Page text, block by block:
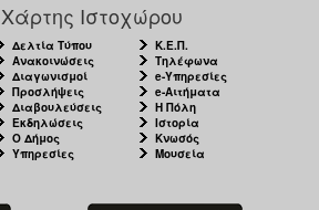
Χάρτης Ιστοχώρου
Δελτία Τύπου
Ανακοινώσεις
Διαγωνισμοί
Προσλήψεις
Διαβουλεύσεις
Εκδηλώσεις
Ο Δήμος
Υπηρεσίες
Κ.Ε.Π.
Τηλέφωνα
e-Υπηρεσίες
e-Αιτήματα
Η Πόλη
Ιστορία
Κνωσός
Μουσεία